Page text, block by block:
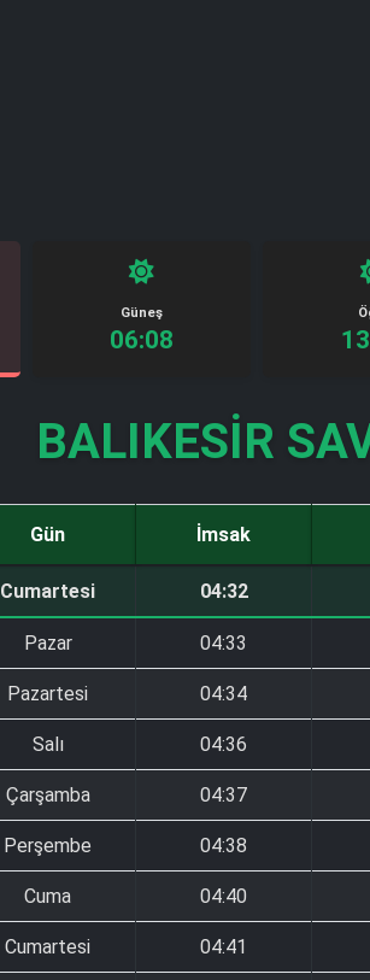
Güneş
06:08
BALIKESIR
Gün İmsak
Cumartesi 04:32
Pazar 04:33
Pazartesi 04:34
Salı 04:36
Çarşamba 04:37
Perşembe 04:38
Cuma 04:40
Cumartesi 04:41